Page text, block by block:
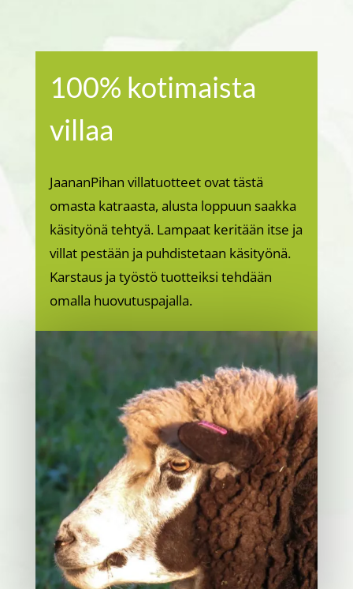
100% kotimaista
villaa
JaananPihan villatuotteet ovat tästä
omasta katraasta, alusta loppuun saakka
käsityönä tehtyä. Lampaat keritään itse ja
villat pestään ja puhdistetaan käsityönä.
Karstaus ja työstö tuotteiksi tehdään
omalla huovutuspajalla.